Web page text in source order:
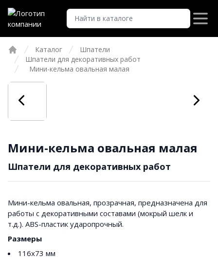
Главная
Каталог
Шпатели
Шпатели для декоративных работ
Мини-кельма овальная малая
Мини-кельма овальная малая
Шпатели для декоративных работ
Мини-кельма овальная, прозрачная, предназначена для
работы с декоративными составами (мокрый шелк и
т.д.). ABS-пластик ударопрочный.
Размеры
116х73 мм